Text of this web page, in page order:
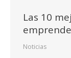
Las 10
Noticias